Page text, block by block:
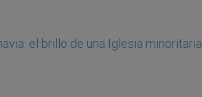
el brillo de una Iglesia minoritaria